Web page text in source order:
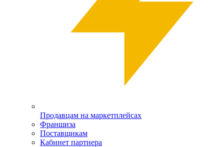
Продавцам на маркетплейсах
Франшиза
Поставщикам
Кабинет партнера